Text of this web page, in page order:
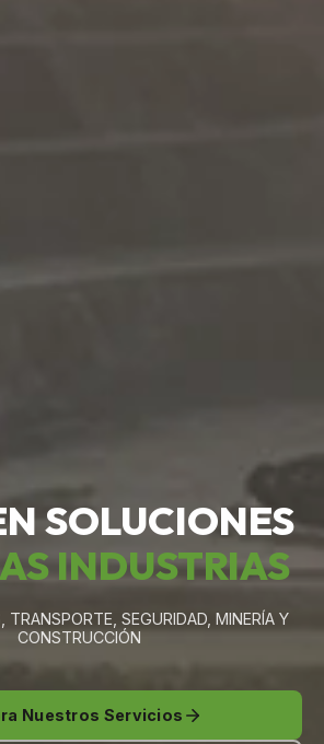
SOLUCIONES
INDUSTRIAS
TRANSPORTE, SEGURIDAD, MINERÍA Y
CONSTRUCCIÓN
Nuestros Servicios